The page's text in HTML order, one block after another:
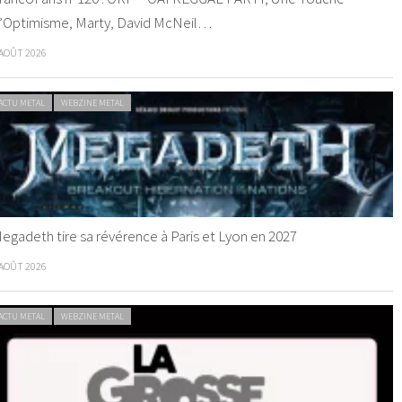
Marty, David McNeil…
2026
METAL WEBZINE METAL
tire sa révérence à Paris et Lyon en 2027
2026
METAL WEBZINE METAL